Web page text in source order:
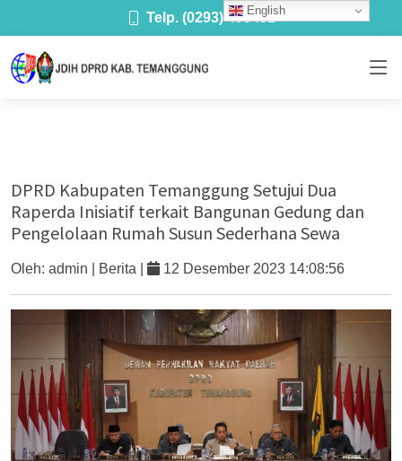
English
Telp. (0293) 493481
DPRD Kabupaten Temanggung Setujui Dua
Raperda Inisiatif terkait Bangunan Gedung dan
Pengelolaan Rumah Susun Sederhana Sewa
Oleh: admin | Berita | 12 Desember 2023 14:08:56